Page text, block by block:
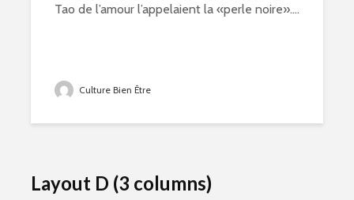
Tao de l’amour l’appelaient la «perle noire»....
Culture Bien Être
Layout D (3 columns)